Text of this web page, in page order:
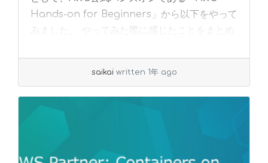
Hands-on for Beginners」から以下をやって
みました。 やってみた際に感じたことをまとめ
saikai written 1年 ago